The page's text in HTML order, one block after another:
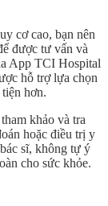
cơ cao, bạn nên
được tư vấn và
App TCI Hospital
hỗ trợ lựa chọn
hơn.
khảo và tra
hoặc điều trị y
sĩ, không tự ý
cho sức khỏe.